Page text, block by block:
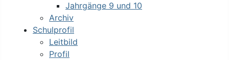
Jahrgänge 9 und 10
Archiv
Schulprofil
Leitbild
Profil